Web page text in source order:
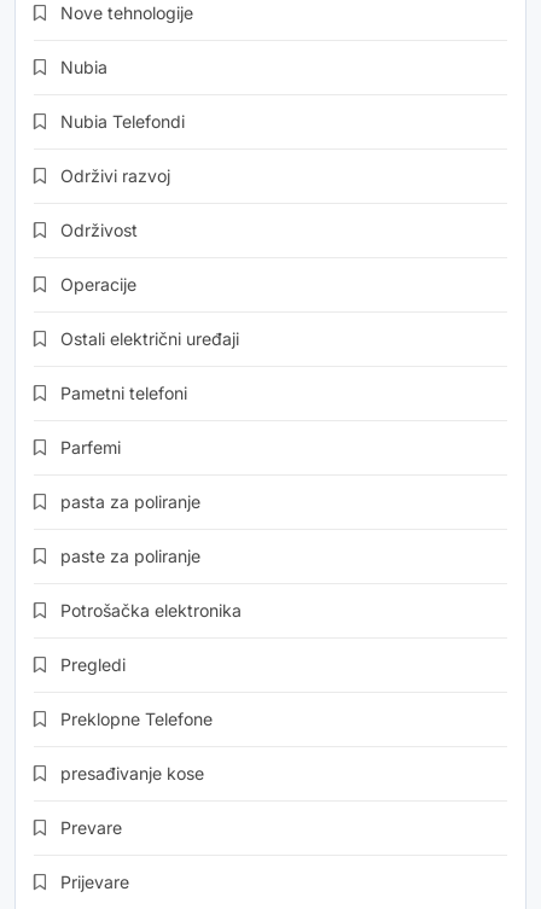
Nove tehnologije
Nubia
Nubia Telefondi
Održivi razvoj
Održivost
Operacije
Ostali električni uređaji
Pametni telefoni
Parfemi
pasta za poliranje
paste za poliranje
Potrošačka elektronika
Pregledi
Preklopne Telefone
presađivanje kose
Prevare
Prijevare